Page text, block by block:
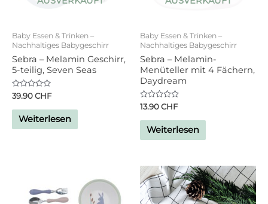
Baby Essen & Trinken –
Nachhaltiges Babygeschirr
Sebra – Melamin Geschirr,
5-teilig, Seven Seas
Bewertet
0
von
39.90CHF
Weiterlesen
Baby Essen & Trinken –
Nachhaltiges Babygeschirr
Sebra – Melamin-
Menüteller mit 4 Fächern,
Daydream
Bewertet
0
von
13.90CHF
Weiterlesen